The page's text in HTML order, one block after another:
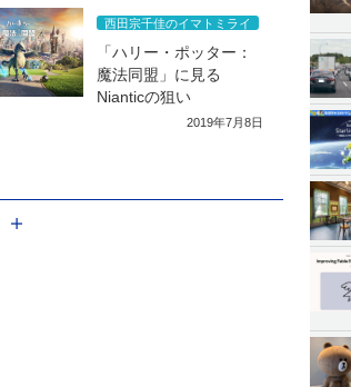
西田宗千佳のイマトミライ
「ハリー・ポッター：
魔法同盟」に見る
Nianticの狙い
2019年7月8日